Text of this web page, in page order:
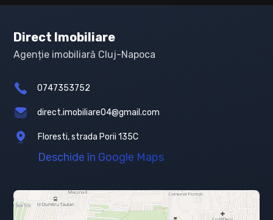
Direct Imobiliare
Agenție imobiliară Cluj-Napoca
0747353752
direct.imobiliare04@gmail.com
Floresti, strada Porii 135C
Deschide în Google Maps